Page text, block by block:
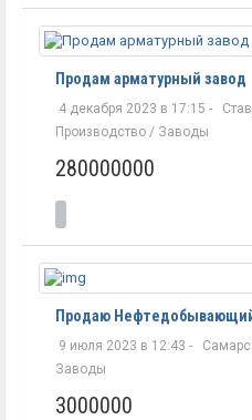
Продам арматурный завод
4 декабря 2023 в 17:15 -
Производство / Заводы
280000000
Продаю
9 июля 2023 в 12:43 -
Заводы
3000000